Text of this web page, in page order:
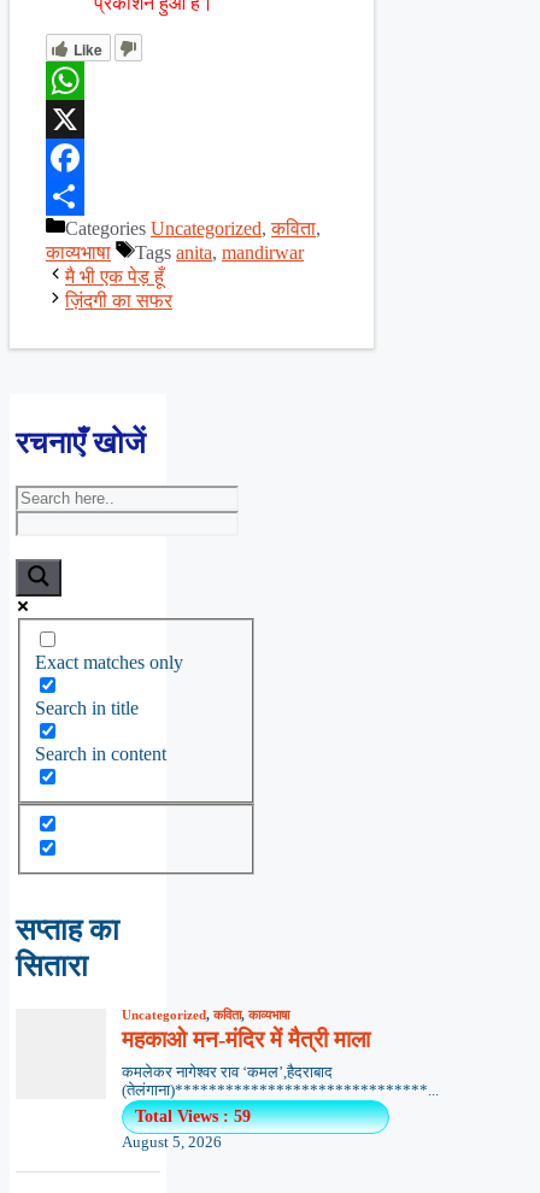
Like
WhatsApp
X
Facebook
ShareCategories Uncategorized,कविता,
काव्यभाषा
Tags anita, mandirwar
मै भी एक पेड़ हूँ
ज़िंदगी का सफर
रचनाएँ खोजें
Exact matches only
Search in title
Search in content
सप्ताह का
सितारा
Uncategorized,कविता,काव्यभाषा
महकाओ मन-मंदिर में मैत्री माला
कमलेकर नागेश्वर राव ‘कमल’,हैदराबाद
(तेलंगाना)******************************...
Total Views : 59
August 5, 2026